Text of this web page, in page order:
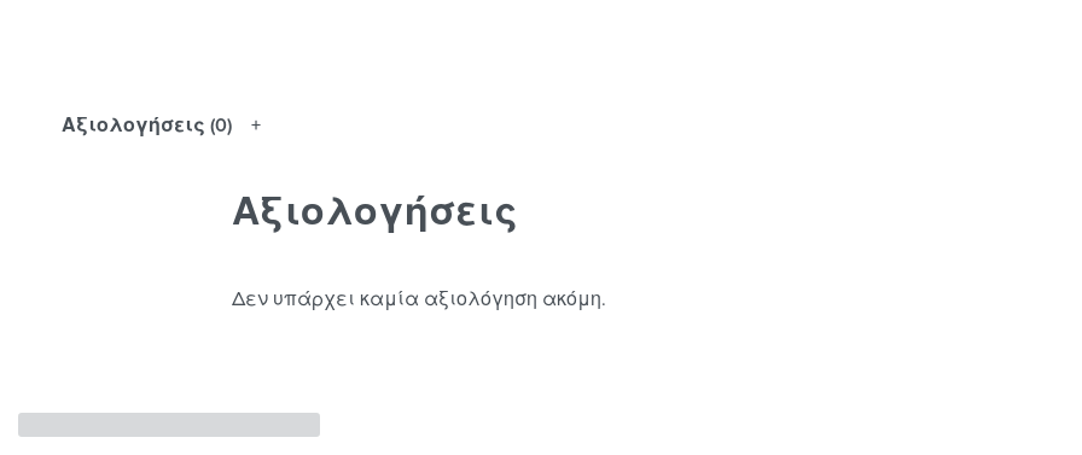
Αξιολογήσεις (0)
Αξιολογήσεις
Δεν υπάρχει καμία αξιολόγηση ακόμη.